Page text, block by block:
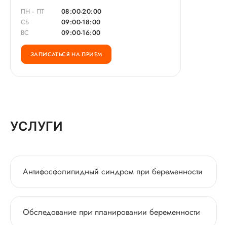
ПН - ПТ
08:00-20:00
СБ
09:00-18:00
ВС
09:00-16:00
ЗАПИСАТЬСЯ НА ПРИЕМ
УСЛУГИ
Антифосфолипидный синдром при беременности
Обследование при планировании беременности